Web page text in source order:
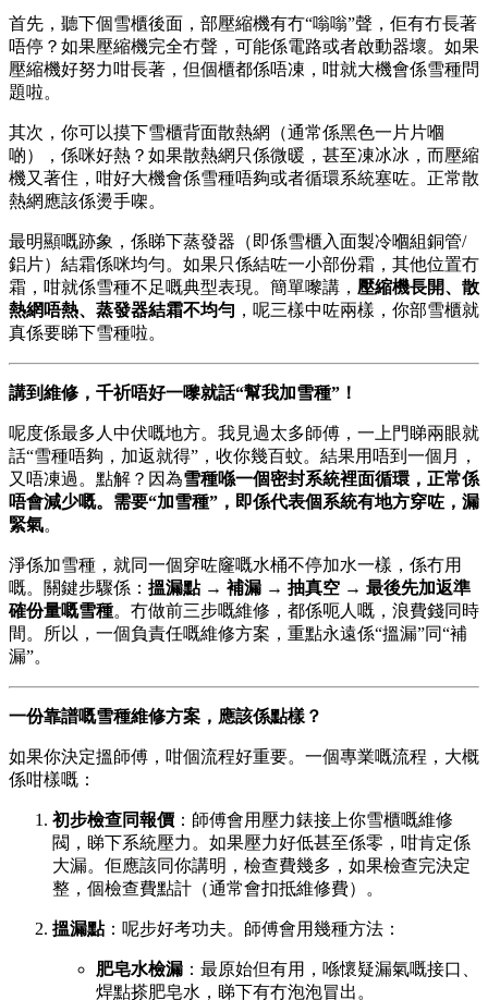
首先，聽下個雪櫃後面，部壓縮機有冇“嗡嗡”聲，佢有冇長著
唔停？如果壓縮機完全冇聲，可能係電路或者啟動器壞。如果
壓縮機好努力咁長著，但個櫃都係唔凍，咁就大機會係雪種問
題啦。
其次，你可以摸下雪櫃背面散熱網（通常係黑色一片片嗰
啲），係咪好熱？如果散熱網只係微暖，甚至凍冰冰，而壓縮
機又著住，咁好大機會係雪種唔夠或者循環系統塞咗。正常散
熱網應該係燙手㗎。
最明顯嘅跡象，係睇下蒸發器（即係雪櫃入面製冷嗰組銅管/
鋁片）結霜係咪均勻。如果只係結咗一小部份霜，其他位置冇
霜，咁就係雪種不足嘅典型表現。簡單嚟講， 壓縮機長開、散
熱網唔熱、蒸發器結霜不均勻 ，呢三樣中咗兩樣，你部雪櫃就
真係要睇下雪種啦。
講到維修，千祈唔好一嚟就話“幫我加雪種”！
呢度係最多人中伏嘅地方。我見過太多師傅，一上門睇兩眼就
話“雪種唔夠，加返就得”，收你幾百蚊。結果用唔到一個月，
又唔凍過。點解？因為雪種喺一個密封系統裡面循環，正常係
唔會減少嘅。需要“加雪種”，即係代表個系統有地方穿咗，漏
緊氣。
淨係加雪種，就同一個穿咗窿嘅水桶不停加水一樣，係冇用
嘅。關鍵步驟係： 搵漏點 → 補漏 → 抽真空 → 最後先加返準
確份量嘅雪種。冇做前三步嘅維修，都係呃人嘅，浪費錢同時
間。所以，一個負責任嘅維修方案，重點永遠係“搵漏”同“補
漏”。
一份靠譜嘅雪種維修方案，應該係點樣？
如果你決定搵師傅，咁個流程好重要。一個專業嘅流程，大概
係咁樣嘅：
初步檢查同報價 ：師傅會用壓力錶接上你雪櫃嘅維修
閥，睇下系統壓力。如果壓力好低甚至係零，咁肯定係
大漏。佢應該同你講明，檢查費幾多，如果檢查完決定
整，個檢查費點計（通常會扣抵維修費）。
搵漏點：呢步好考功夫。師傅會用幾種方法：
肥皂水檢漏 ：最原始但有用，喺懷疑漏氣嘅接口、
焊點搽肥皂水，睇下有冇泡泡冒出。